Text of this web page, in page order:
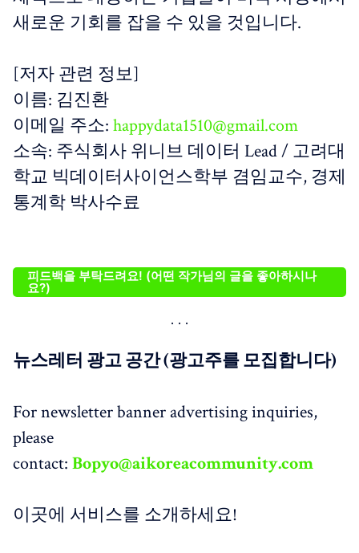
새로운 기회를 잡을 수 있을 것입니다.
[저자 관련 정보]
이름: 김진환
이메일 주소: happydata1510@gmail.com
소속: 주식회사 위니브 데이터 Lead / 고려대
학교 빅데이터사이언스학부 겸임교수, 경제
통계학 박사수료
피드백을 부탁드려요! (어떤 작가님의 글을 좋아하시나
요?)
뉴스레터 광고 공간 (광고주를 모집합니다)
For newsletter banner advertising inquiries,
please
contact: Bopyo@aikoreacommunity.com
이곳에 서비스를 소개하세요!